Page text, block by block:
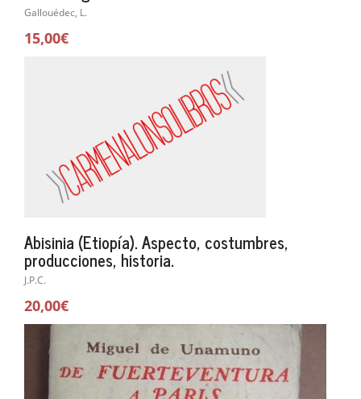
Gallouédec, L.
15,00€
Abisinia (Etiopía). Aspecto, costumbres,
producciones, historia.
J.P.C.
20,00€